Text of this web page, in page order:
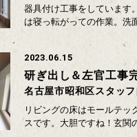
器具付け工事をしています
は寝っ転がっての作業。洗
2023.06.15
研ぎ出し＆左官工事
名古屋市昭和区スタッ
リビングの床はモールテッ
スです。大胆ですね！玄関